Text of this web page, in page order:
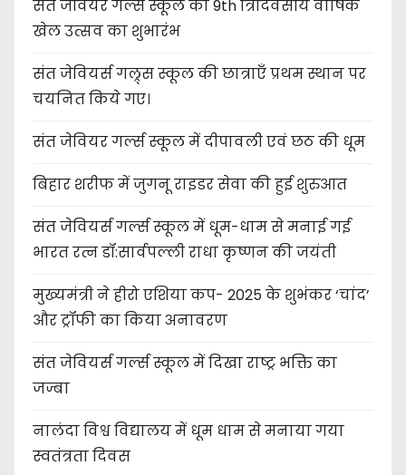
संत जेवियर गर्ल्स स्कूल का 9th त्रिदिवसीय वार्षिक
खेल उत्सव का शुभारंभ
संत जेवियर्स गल्र्स स्कूल की छात्र‌ाएँ प्रथम स्थान पर
चयनित किये गए।
संत जेवियर गर्ल्स स्कूल में दीपावली एवं छठ की धूम
बिहार शरीफ में जुगनू राइडर सेवा की हुई शुरुआत
संत जेवियर्स गर्ल्स स्कूल में धूम-धाम से मनाई गई
भारत रत्न डॉ:सार्वपल्ली राधा कृष्णन की जयंती
मुख्यमंत्री ने हीरो एशिया कप- 2025 के शुभंकर ‘चांद’
और ट्रॉफी का किया अनावरण
संत जेवियर्स गर्ल्स स्कूल में दिखा राष्ट्र भक्ति का
जज्बा
नालंदा विश्व विद्यालय में धूम धाम से मनाया गया
स्वतंत्रता दिवस